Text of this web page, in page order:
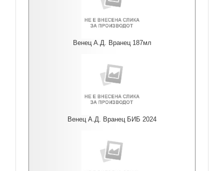
Венец А.Д. Вранец 187мл
Венец А.Д. Вранец БИБ 2024